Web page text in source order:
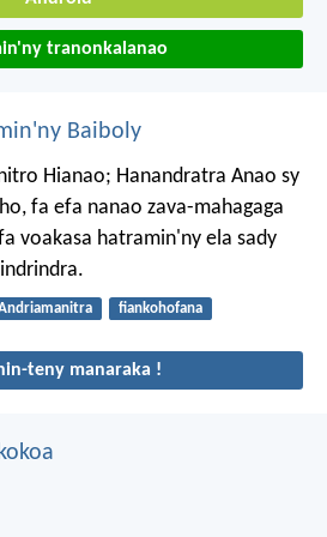
tranonkalanao
Baiboly
Hianao; Hanandratra Anao sy
fa efa nanao zava-mahagaga
voakasa hatramin'ny ela sady
fiankohofana
teny manaraka !